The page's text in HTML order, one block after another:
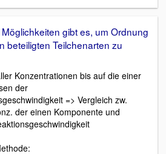
gibt es, um Ordnung
beteiligten Teilchenarten zu
Konzentrationen bis auf die einer
der
=> Vergleich zw.
der einen Komponente und